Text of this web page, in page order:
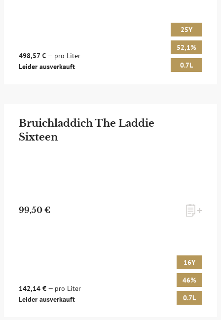
498,57 € — pro Liter
Leider ausverkauft
25Y
52,1%
0.7L
Bruichladdich The Laddie
Sixteen
99,50 €
142,14 € — pro Liter
Leider ausverkauft
16Y
46%
0.7L